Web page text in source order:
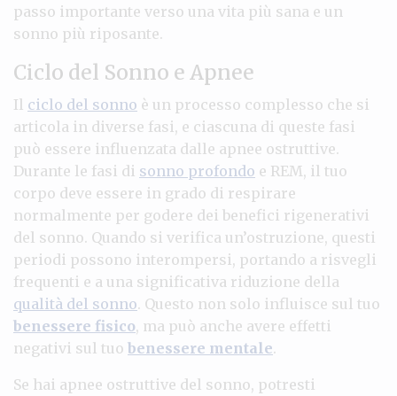
passo importante verso una vita più sana e un
sonno più riposante.
Ciclo del Sonno e Apnee
Il ciclo del sonno è un processo complesso che si
articola in diverse fasi, e ciascuna di queste fasi
può essere influenzata dalle apnee ostruttive.
Durante le fasi di sonno profondo e REM, il tuo
corpo deve essere in grado di respirare
normalmente per godere dei benefici rigenerativi
del sonno. Quando si verifica un’ostruzione, questi
periodi possono interompersi, portando a risvegli
frequenti e a una significativa riduzione della
qualità del sonno. Questo non solo influisce sul tuo
benessere fisico, ma può anche avere effetti
negativi sul tuo benessere mentale.
Se hai apnee ostruttive del sonno, potresti